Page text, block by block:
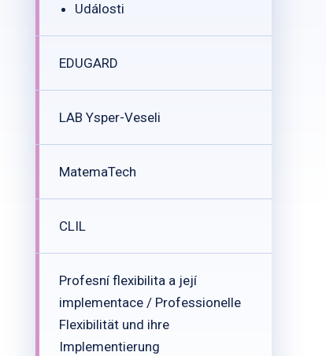
Události
EDUGARD
LAB Ysper-Veseli
MatemaTech
CLIL
Profesní flexibilita a její
implementace / Professionelle
Flexibilität und ihre
Implementierung